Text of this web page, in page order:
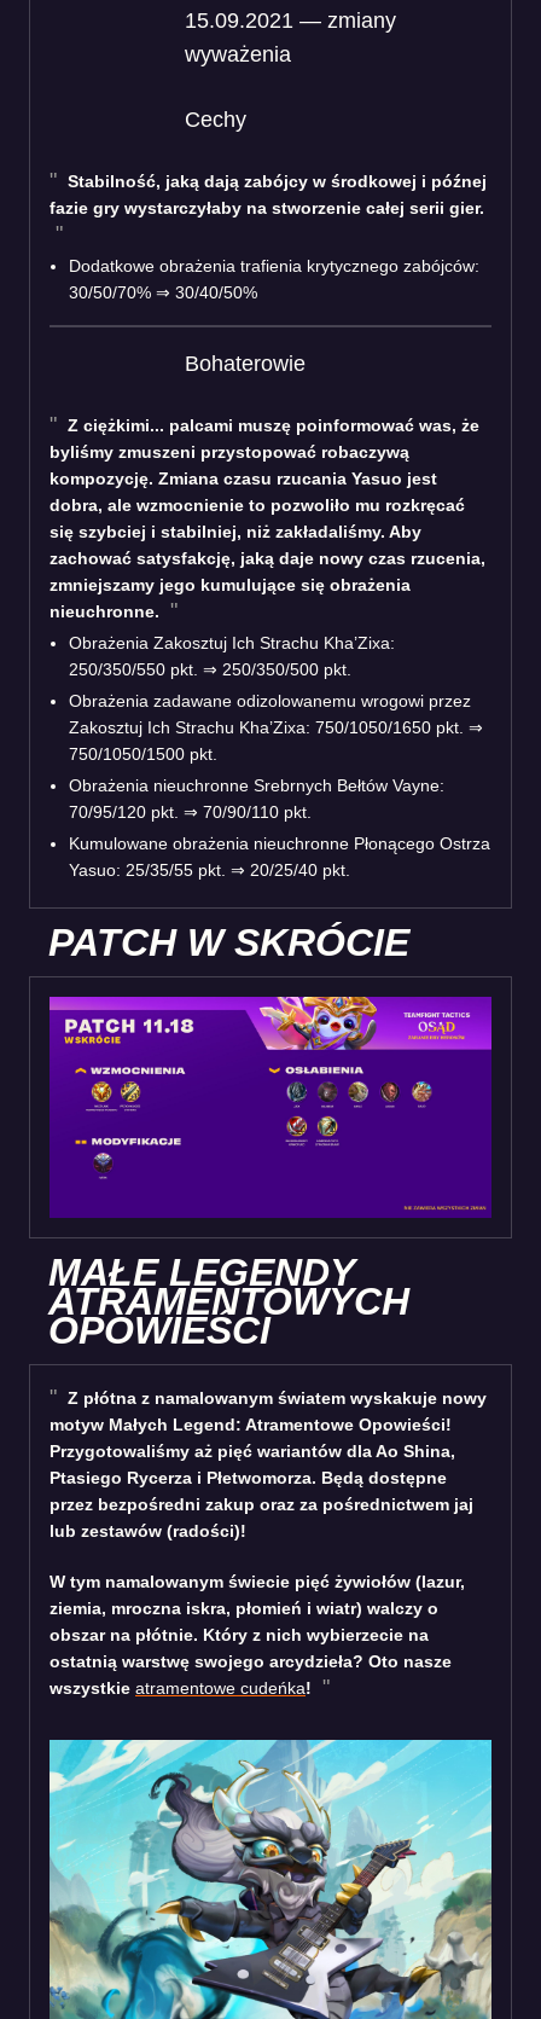
15.09.2021 — zmiany
wyważenia
Cechy
Stabilność, jaką dają zabójcy w środkowej i późnej
fazie gry wystarczyłaby na stworzenie całej serii gier.
Dodatkowe obrażenia trafienia krytycznego zabójców:
30/50/70% ⇒ 30/40/50%
Bohaterowie
Z ciężkimi... palcami muszę poinformować was, że
byliśmy zmuszeni przystopować robaczywą
kompozycję. Zmiana czasu rzucania Yasuo jest
dobra, ale wzmocnienie to pozwoliło mu rozkręcać
się szybciej i stabilniej, niż zakładaliśmy. Aby
zachować satysfakcję, jaką daje nowy czas rzucenia,
zmniejszamy jego kumulujące się obrażenia
nieuchronne.
Obrażenia Zakosztuj Ich Strachu Kha’Zixa:
250/350/550 pkt. ⇒ 250/350/500 pkt.
Obrażenia zadawane odizolowanemu wrogowi przez
Zakosztuj Ich Strachu Kha’Zixa: 750/1050/1650 pkt. ⇒
750/1050/1500 pkt.
Obrażenia nieuchronne Srebrnych Bełtów Vayne:
70/95/120 pkt. ⇒ 70/90/110 pkt.
Kumulowane obrażenia nieuchronne Płonącego Ostrza
Yasuo: 25/35/55 pkt. ⇒ 20/25/40 pkt.
PATCH W SKRÓCIE
MAŁE LEGENDY
ATRAMENTOWYCH
OPOWIEŚCI
Z płótna z namalowanym światem wyskakuje nowy
motyw Małych Legend: Atramentowe Opowieści!
Przygotowaliśmy aż pięć wariantów dla Ao Shina,
Ptasiego Rycerza i Płetwomorza. Będą dostępne
przez bezpośredni zakup oraz za pośrednictwem jaj
lub zestawów (radości)!
W tym namalowanym świecie pięć żywiołów (lazur,
ziemia, mroczna iskra, płomień i wiatr) walczy o
obszar na płótnie. Który z nich wybierzecie na
ostatnią warstwę swojego arcydzieła? Oto nasze
wszystkie atramentowe cudeńka!